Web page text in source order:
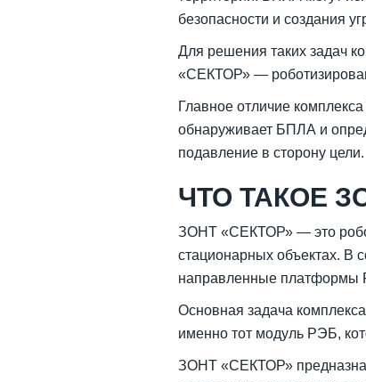
безопасности и создания
Для решения таких задач
«СЕКТОР» —
Главное отличие
обнаруживает БПЛА и
подавление в сторону цели.
ЧТО ТАКОЕ
ЗОНТ «СЕКТОР» — это
стационарных объектах. В
направленные платформы
Основная задача
именно тот модуль РЭБ,
ЗОНТ «СЕКТОР»